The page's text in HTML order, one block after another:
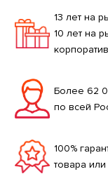
13 лет на
10 лет на
Более 62
по всей
100%
товара